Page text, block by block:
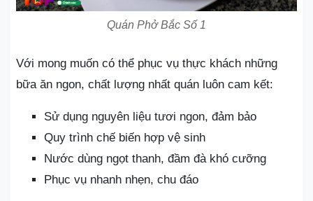
Quán Phở Bắc Số 1
Với mong muốn có thể phục vụ thực khách những
bữa ăn ngon, chất lượng nhất quán luôn cam kết:
Sử dụng nguyên liệu tươi ngon, đảm bảo
Quy trình chế biến hợp vệ sinh
Nước dùng ngọt thanh, đầm đà khó cưỡng
Phục vụ nhanh nhẹn, chu đáo